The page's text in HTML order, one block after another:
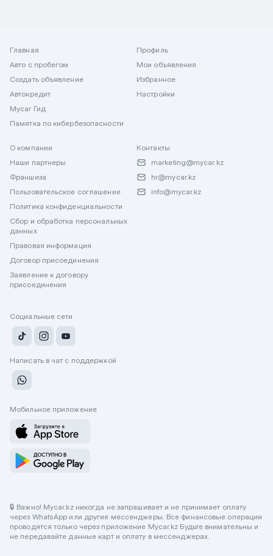
Главная
Авто с пробегом
Создать объявление
Автокредит
Mycar Гид
Памятка по кибербезопасности
Профиль
Мои объявления
Избранное
Настройки
О компании
Наши партнеры
Франшиза
Пользовательское соглашение
Политика конфиденциальности
Сбор и обработка персональных
данных
Правовая информация
Договор присоединения
Заявление к договору
присоединения
Контакты
marketing@mycar.kz
hr@mycar.kz
info@mycar.kz
Социальные сети
Написать в чат с поддержкой
Мобильное приложение
🔒 Важно! Mycar.kz никогда не запрашивает и не принимает оплату
через WhatsApp или другие мессенджеры. Все финансовые операции
проводятся только через приложение Mycar.kz Будьте внимательны и
не передавайте данные карт и оплату в мессенджерах.